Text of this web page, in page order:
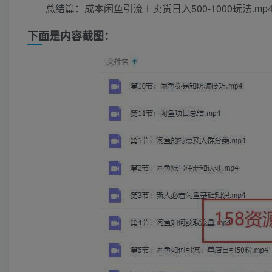
总结篇：成本闲鱼引流＋卖货日入500-1000玩法
下面是内容截图：